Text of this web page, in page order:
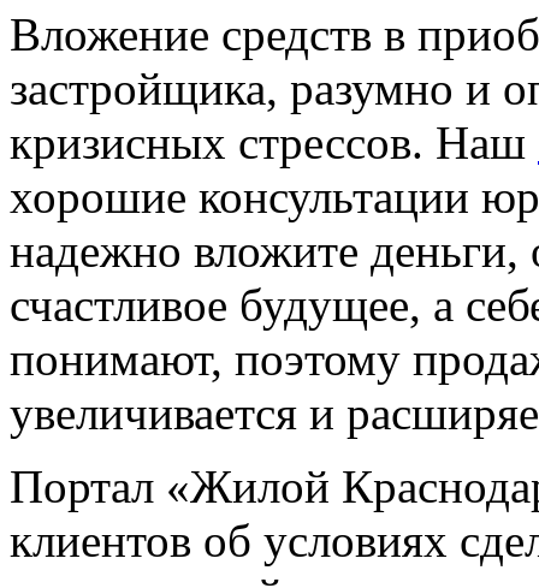
Вложение средств в
застройщика, разумно и
кризисных стрессов. Наш
хорошие консультации
надежно вложите деньги,
счастливое будущее, а
понимают, поэтому
увеличивается и
Портал «Жилой
клиентов об условиях